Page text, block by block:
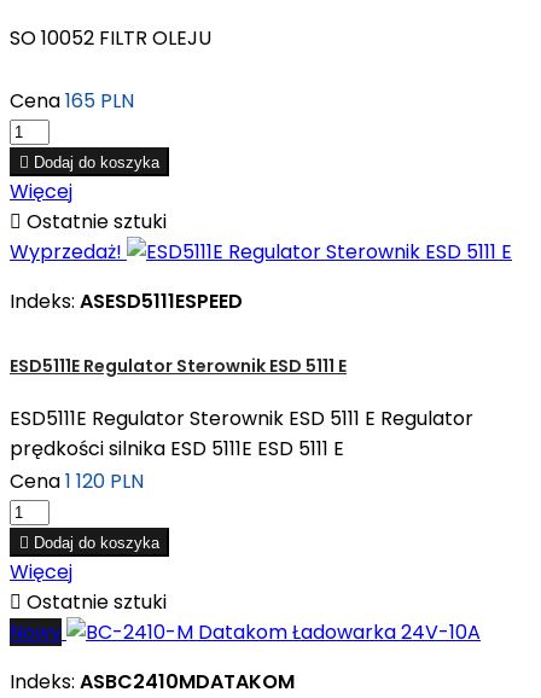
SO 10052 FILTR OLEJU
Cena165 PLN
 Dodaj do koszyka
Więcej
 Ostatnie sztuki
Wyprzedaż!
Indeks: ASESD5111ESPEED
ESD5111E Regulator Sterownik ESD 5111 E
ESD5111E Regulator Sterownik ESD 5111 E Regulator
prędkości silnika ESD 5111E ESD 5111 E
Cena1 120 PLN
 Dodaj do koszyka
Więcej
 Ostatnie sztuki
Nowy
Indeks: ASBC2410MDATAKOM